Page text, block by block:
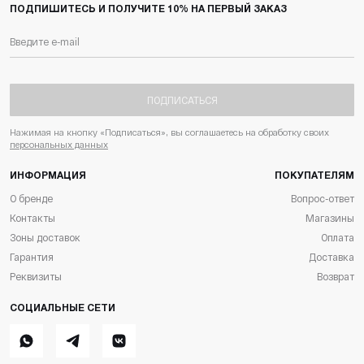
ПОДПИШИТЕСЬ И ПОЛУЧИТЕ 10% НА ПЕРВЫЙ ЗАКАЗ
ПОДПИСАТЬСЯ
Нажимая на кнопку «Подписаться», вы соглашаетесь на обработку своих
персональных данных
ИНФОРМАЦИЯ
О бренде
Контакты
Зоны доставок
Гарантия
Реквизиты
ПОКУПАТЕЛЯМ
Вопрос-ответ
Магазины
Оплата
Доставка
Возврат
СОЦИАЛЬНЫЕ СЕТИ
WhatsappTelegram ВКонтакте